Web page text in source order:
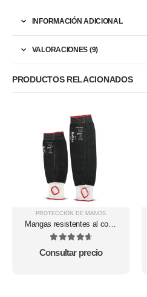
INFORMACIÓN ADICIONAL
VALORACIONES (9)
PRODUCTOS RELACIONADOS
PROTECCIÓN DE MANOS
Mangas resistentes al corte
11-251
out of 5
Consultar precio